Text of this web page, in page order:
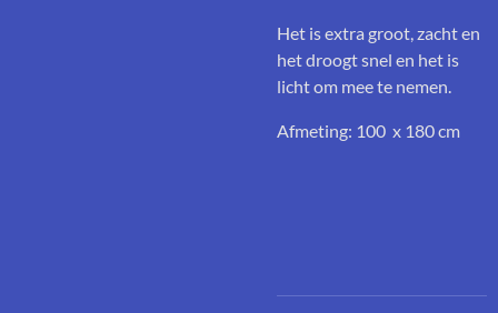
Het is extra groot, zacht en
het droogt snel en het is
licht om mee te nemen.
Afmeting: 100 x 180 cm